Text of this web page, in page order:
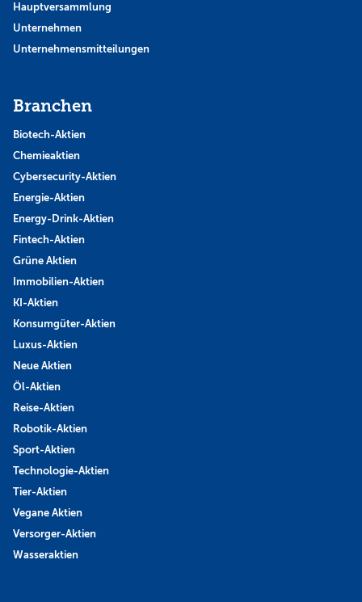
Hauptversammlung
Unternehmen
Unternehmensmitteilungen
Branchen
Biotech-Aktien
Chemieaktien
Cybersecurity-Aktien
Energie-Aktien
Energy-Drink-Aktien
Fintech-Aktien
Grüne Aktien
Immobilien-Aktien
KI-Aktien
Konsumgüter-Aktien
Luxus-Aktien
Neue Aktien
Öl-Aktien
Reise-Aktien
Robotik-Aktien
Sport-Aktien
Technologie-Aktien
Tier-Aktien
Vegane Aktien
Versorger-Aktien
Wasseraktien